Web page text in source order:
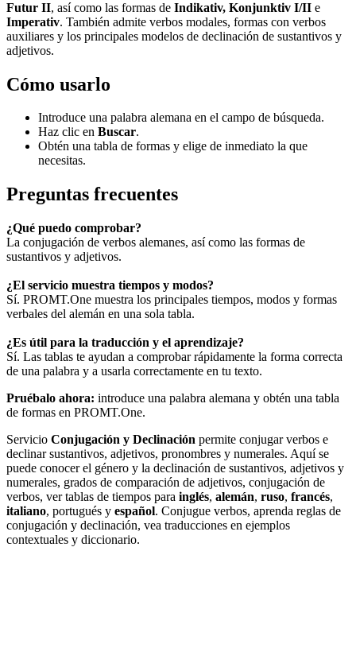
Futur II, así como las formas de Indikativ, Konjunktiv I/II e
Imperativ. También admite verbos modales, formas con verbos
auxiliares y los principales modelos de declinación de sustantivos y
adjetivos.
Cómo usarlo
Introduce una palabra alemana en el campo de búsqueda.
Haz clic en Buscar.
Obtén una tabla de formas y elige de inmediato la que
necesitas.
Preguntas frecuentes
¿Qué puedo comprobar?
La conjugación de verbos alemanes, así como las formas de
sustantivos y adjetivos.
¿El servicio muestra tiempos y modos?
Sí. PROMT.One muestra los principales tiempos, modos y formas
verbales del alemán en una sola tabla.
¿Es útil para la traducción y el aprendizaje?
Sí. Las tablas te ayudan a comprobar rápidamente la forma correcta
de una palabra y a usarla correctamente en tu texto.
Pruébalo ahora: introduce una palabra alemana y obtén una tabla
de formas en PROMT.One.
Servicio Conjugación y Declinación permite conjugar verbos e
declinar sustantivos, adjetivos, pronombres y numerales. Aquí se
puede conocer el género y la declinación de sustantivos, adjetivos y
numerales, grados de comparación de adjetivos, conjugación de
verbos, ver tablas de tiempos para inglés, alemán, ruso, francés,
italiano, portugués y español. Conjugue verbos, aprenda reglas de
conjugación y declinación, vea traducciones en ejemplos
contextuales y diccionario.